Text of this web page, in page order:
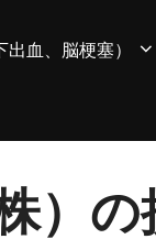
血、脳梗塞）
）の